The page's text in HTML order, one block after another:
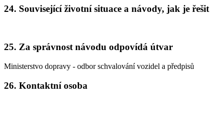
24. Související životní situace a návody, jak je řešit
25. Za správnost návodu odpovídá útvar
Ministerstvo dopravy - odbor schvalování vozidel a předpisů
26. Kontaktní osoba